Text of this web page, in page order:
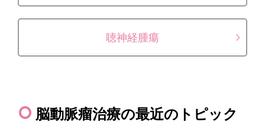
聴神経腫瘍
脳動脈瘤治療の最近のトピック